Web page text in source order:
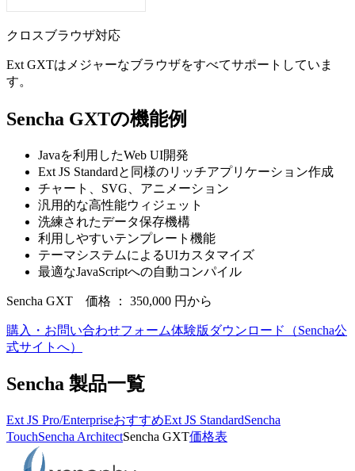
クロスブラウザ対応
Ext GXTはメジャーなブラウザをすべてサポートしていま
す。
Sencha GXTの機能例
Javaを利用したWeb UI開発
Ext JS Standardと同様のリッチアプリケーション作成
チャート、SVG、アニメーション
汎用的な高性能ウィジェット
洗練されたデータ保存機構
利用しやすいテンプレート機能
テーマシステムによるUIカスタマイズ
最適なJavaScriptへの自動コンパイル
Sencha GXT 価格 ： 350,000 円から
購入・お問い合わせフォーム体験版ダウンロード（Sencha公
式サイトへ）
Sencha 製品一覧
Ext JS Pro/EnterpriseおすすめExt JS StandardSencha
TouchSencha ArchitectSencha GXT価格表